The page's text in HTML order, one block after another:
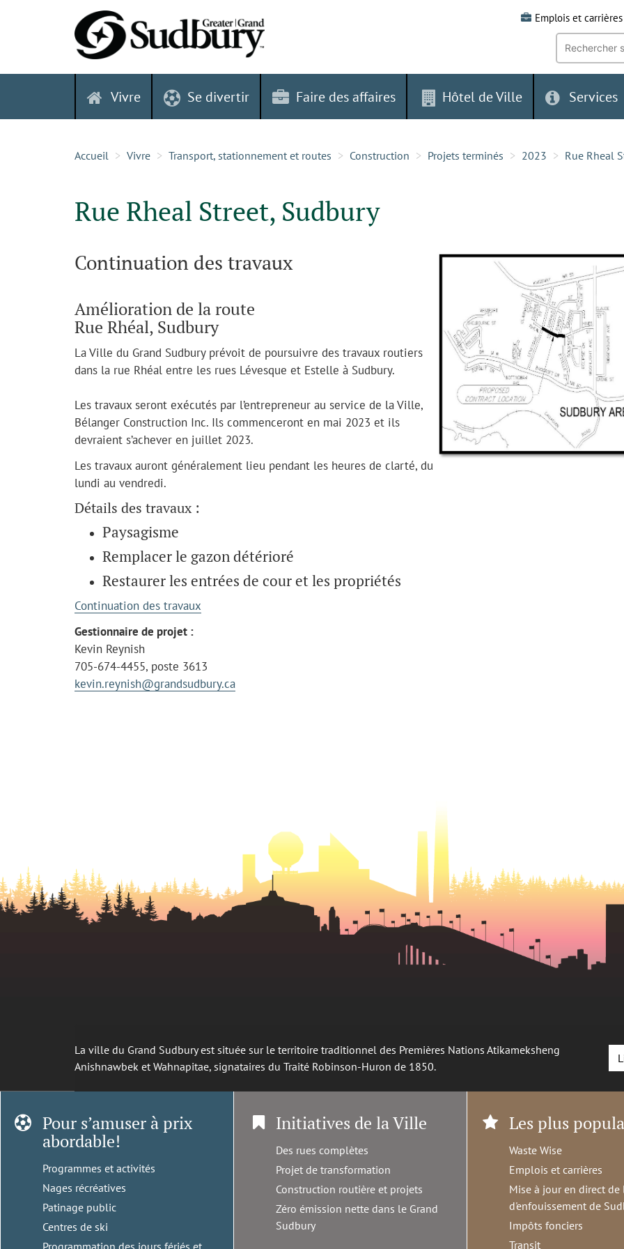
Emplois et carrières
Recherche
mot-
clé:
Vivre Se divertir Faire des affaires Hôtel de Ville Services
Accueil Vivre Transport, stationnement et routes Construction Projets terminés 2023 Rue Rheal
Rue Rheal Street, Sudbury
Continuation des travaux
Amélioration de la route
Rue Rhéal, Sudbury
La Ville du Grand Sudbury prévoit de poursuivre des travaux routiers
dans la rue Rhéal entre les rues Lévesque et Estelle à Sudbury.
Les travaux seront exécutés par l’entrepreneur au service de la Ville,
Bélanger Construction Inc. Ils commenceront en mai 2023 et ils
devraient s’achever en juillet 2023.
Les travaux auront généralement lieu pendant les heures de clarté, du
lundi au vendredi.
Détails des travaux :
Paysagisme
Remplacer le gazon détérioré
Restaurer les entrées de cour et les propriétés
Continuation des travaux
Gestionnaire de projet :
Kevin Reynish
705-674-4455, poste 3613
kevin.reynish@grandsudbury.ca
La ville du Grand Sudbury est située sur le territoire traditionnel des Premières Nations Atikameksheng
Anishnawbek et Wahnapitae, signataires du Traité Robinson-Huron de 1850.
Pour s’amuser à prix
abordable!
Programmes et activités
Nages récréatives
Patinage public
Centres de ski
Programmation des jours fériés et
Initiatives de la Ville
Des rues complètes
Projet de transformation
Construction routière et projets
Zéro émission nette dans le Grand
Sudbury
Les plus
Waste Wise
Emplois et carrières
Mise à jour en direct de
d'enfouissement de
Impôts fonciers
Transit